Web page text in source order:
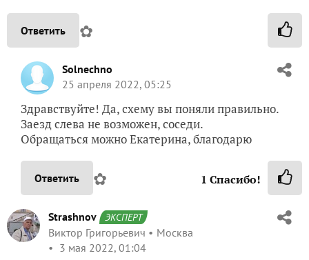
Ответить ✿
Solnechno
25 апреля 2022, 05:25
Здравствуйте! Да, схему вы поняли правильно.
Заезд слева не возможен, соседи.
Обращаться можно Екатерина, благодарю
Ответить ✿ 1 Спасибо!
Strashnov ЭКСПЕРТ
Виктор Григорьевич
Москва
3 мая 2022, 01:04